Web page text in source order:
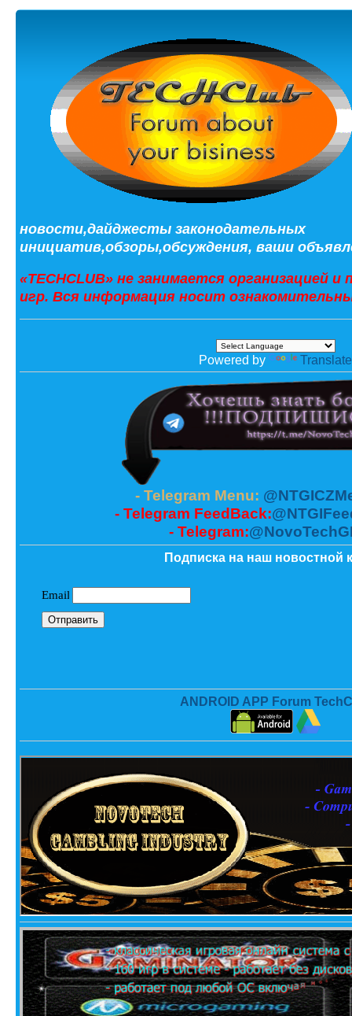
новости,дайджесты законодательных
инициатив,обзоры,обсуждения, ваши
«TECHCLUB» не занимается организацией
игр. Вся информация носит
Powered by Translate
- Telegram Menu:
- Telegram FeedBack:
- Telegram:
Подписка на наш новостной
ANDROID APP Forum